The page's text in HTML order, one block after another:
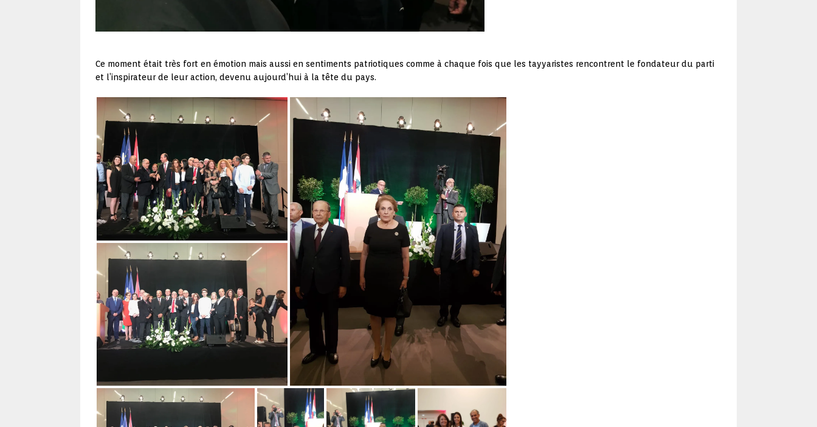
Ce moment était très fort en émotion mais aussi en sentiments patriotiques comme à chaque fois que les tayyaristes rencontrent le fondateur du parti
et l’inspirateur de leur action, devenu aujourd’hui à la tête du pays.